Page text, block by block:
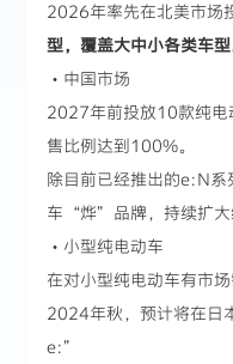
2026年率先在北美市场
型，覆盖大中小各类车型
・中国市场
2027年前投放10款纯
售比例达到100%。
除目前已经推出的e:N系
车“烨”品牌，持续扩大
・小型纯电动车
在对小型纯电动车有市
2024年秋，预计将在日
e:”